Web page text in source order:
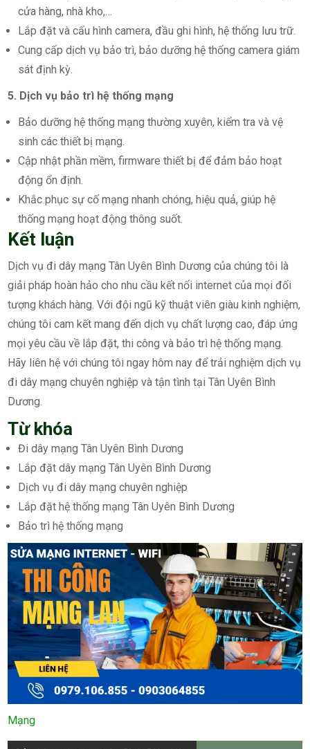
cửa hàng, nhà kho,…
Lắp đặt và cấu hình camera, đầu ghi hình, hệ thống lưu trữ.
Cung cấp dịch vụ bảo trì, bảo dưỡng hệ thống camera giám
sát định kỳ.
5. Dịch vụ bảo trì hệ thống mạng
Bảo dưỡng hệ thống mạng thường xuyên, kiểm tra và vệ
sinh các thiết bị mạng.
Cập nhật phần mềm, firmware thiết bị để đảm bảo hoạt
động ổn định.
Khắc phục sự cố mạng nhanh chóng, hiệu quả, giúp hệ
thống mạng hoạt động thông suốt.
Kết luận
Dịch vụ đi dây mạng Tân Uyên Bình Dương của chúng tôi là
giải pháp hoàn hảo cho nhu cầu kết nối internet của mọi đối
tượng khách hàng. Với đội ngũ kỹ thuật viên giàu kinh nghiệm,
chúng tôi cam kết mang đến dịch vụ chất lượng cao, đáp ứng
mọi yêu cầu về lắp đặt, thi công và bảo trì hệ thống mạng.
Hãy liên hệ với chúng tôi ngay hôm nay để trải nghiệm dịch vụ
đi dây mạng chuyên nghiệp và tận tình tại Tân Uyên Bình
Dương.
Từ khóa
Đi dây mạng Tân Uyên Bình Dương
Lắp đặt dây mạng Tân Uyên Bình Dương
Dịch vụ đi dây mạng chuyên nghiệp
Lắp đặt hệ thống mạng Tân Uyên Bình Dương
Bảo trì hệ thống mạng
Mạng